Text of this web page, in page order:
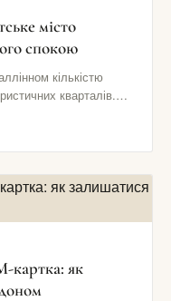
місто
спокою
кількістю
кварталів.
картка: як